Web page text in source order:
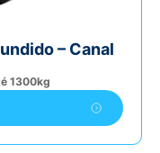
– Canal
1300kg